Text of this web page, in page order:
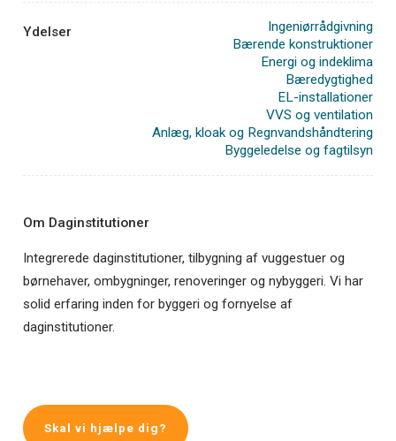
Ydelser
Ingeniørrådgivning
Bærende konstruktioner
Energi og indeklima
Bæredygtighed
EL-installationer
VVS og ventilation
Anlæg, kloak og Regnvandshåndtering
Byggeledelse og fagtilsyn
Om Daginstitutioner
Integrerede daginstitutioner, tilbygning af vuggestuer og
børnehaver, ombygninger, renoveringer og nybyggeri. Vi har
solid erfaring inden for byggeri og fornyelse af
daginstitutioner.
Skal vi hjælpe dig?